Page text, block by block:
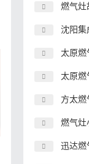
燃气灶
沈阳集
太原燃
太原燃
方太燃
燃气灶
迅达燃